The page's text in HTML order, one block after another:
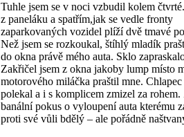
Tuhle jsem se v noci vzbudil kolem
z paneláku a spatřím,jak se vedle fronty
zaparkovaných vozidel plíží dvě tmavé
Než jsem se rozkoukal, štíhlý mladík
do okna právě mého auta. Sklo
Zakřičel jsem z okna jakoby lump místo
motorového miláčka praštil mne. Chlapec
polekal a i s komplicem zmizel za rohem.
banální pokus o vyloupení auta kterému
proti své vůli bdělý – ale pořádně